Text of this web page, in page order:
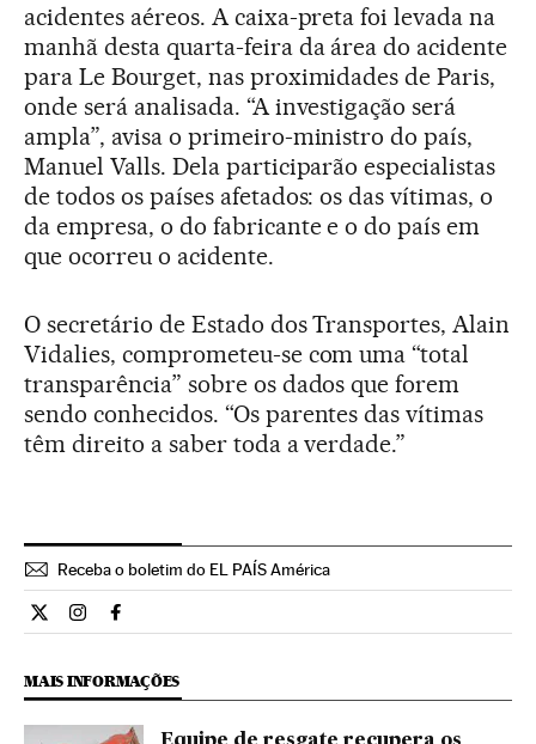
acidentes aéreos. A caixa-preta foi levada na
manhã desta quarta-feira da área do acidente
para Le Bourget, nas proximidades de Paris,
onde será analisada. “A investigação será
ampla”, avisa o primeiro-ministro do país,
Manuel Valls. Dela participarão especialistas
de todos os países afetados: os das vítimas, o
da empresa, o do fabricante e o do país em
que ocorreu o acidente.
O secretário de Estado dos Transportes, Alain
Vidalies, comprometeu-se com uma “total
transparência” sobre os dados que forem
sendo conhecidos. “Os parentes das vítimas
têm direito a saber toda a verdade.”
Receba o boletim do EL PAÍS América
Internacional El País Brasil en Twitter
Internacional El País Brasil en Instagram
Internacional El País Brasil en Facebook
MAIS INFORMAÇÕES